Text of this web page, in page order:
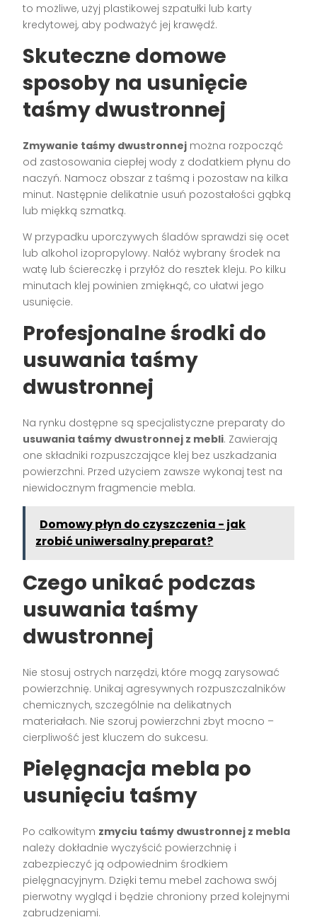
to możliwe, użyj plastikowej szpatułki lub karty
kredytowej, aby podważyć jej krawędź.
Skuteczne domowe
sposoby na usunięcie
taśmy dwustronnej
Zmywanie taśmy dwustronnej można rozpocząć
od zastosowania ciepłej wody z dodatkiem płynu do
naczyń. Namocz obszar z taśmą i pozostaw na kilka
minut. Następnie delikatnie usuń pozostałości gąbką
lub miękką szmatką.
W przypadku uporczywych śladów sprawdzi się ocet
lub alkohol izopropylowy. Nałóż wybrany środek na
watę lub ściereczkę i przyłóż do resztek kleju. Po kilku
minutach klej powinien zmiękнąć, co ułatwi jego
usunięcie.
Profesjonalne środki do
usuwania taśmy
dwustronnej
Na rynku dostępne są specjalistyczne preparaty do
usuwania taśmy dwustronnej z mebli. Zawierają
one składniki rozpuszczające klej bez uszkadzania
powierzchni. Przed użyciem zawsze wykonaj test na
niewidocznym fragmencie mebla.
Domowy płyn do czyszczenia - jak
zrobić uniwersalny preparat?
Czego unikać podczas
usuwania taśmy
dwustronnej
Nie stosuj ostrych narzędzi, które mogą zarysować
powierzchnię. Unikaj agresywnych rozpuszczalników
chemicznych, szczególnie na delikatnych
materiałach. Nie szoruj powierzchni zbyt mocno –
cierpliwość jest kluczem do sukcesu.
Pielęgnacja mebla po
usunięciu taśmy
Po całkowitym zmyciu taśmy dwustronnej z mebla
należy dokładnie wyczyścić powierzchnię i
zabezpieczyć ją odpowiednim środkiem
pielęgnacyjnym. Dzięki temu mebel zachowa swój
pierwotny wygląd i będzie chroniony przed kolejnymi
zabrudzeniami.